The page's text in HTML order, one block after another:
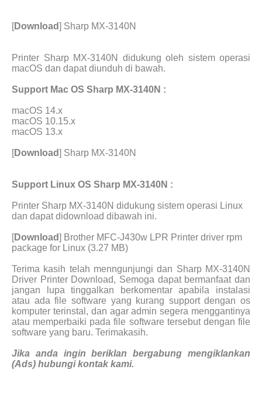
[Download] Sharp MX-3140N
Printer Sharp MX-3140N didukung oleh sistem operasi
macOS dan dapat diunduh di bawah.
Support Mac OS Sharp MX-3140N :
macOS 14.x
macOS 10.15.x
macOS 13.x
[Download] Sharp MX-3140N
Support Linux OS Sharp MX-3140N :
Printer Sharp MX-3140N didukung sistem operasi Linux
dan dapat didownload dibawah ini.
[Download] Brother MFC-J430w LPR Printer driver rpm
package for Linux (3.27 MB)
Terima kasih telah menngunjungi dan Sharp MX-3140N
Driver Printer Download, Semoga dapat bermanfaat dan
jangan lupa tinggalkan berkomentar apabila instalasi
atau ada file software yang kurang support dengan os
komputer terinstal, dan agar admin segera menggantinya
atau memperbaiki pada file software tersebut dengan file
software yang baru. Terimakasih.
Jika anda ingin beriklan bergabung mengiklankan
(Ads) hubungi kontak kami.